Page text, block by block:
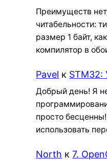
Преимуществ
читабельности:
размер 1 байт,
компилятор в
Pavel к
Добрый день! Я
просто
использовать
North к7.